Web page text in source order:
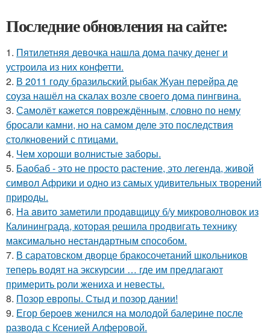
Последние обновления на сайте:
1. Пятилетняя девочка нашла дома пачку денег и
устроила из них конфетти.
2. В 2011 году бразильский рыбак Жуан перейра де
соуза нашёл на скалах возле своего дома пингвина.
3. Самолёт кажется повреждённым, словно по нему
бросали камни, но на самом деле это последствия
столкновений с птицами.
4. Чем хороши волнистые заборы.
5. Баобаб - это не просто растение, это легенда, живой
символ Африки и одно из самых удивительных творений
природы.
6. На aвито заметили продавщицу б/у микроволновок из
Калининграда, которая решила продвигать технику
максимально нестандартным cпособом.
7. В саратовском дворце бракосочетаний школьников
теперь водят на экскурсии … где им предлагают
примерить роли жениха и невесты.
8. Позор европы. Стыд и позор дании!
9. Егор бероев женился на молодой балерине после
развода с Ксенией Алферовой.